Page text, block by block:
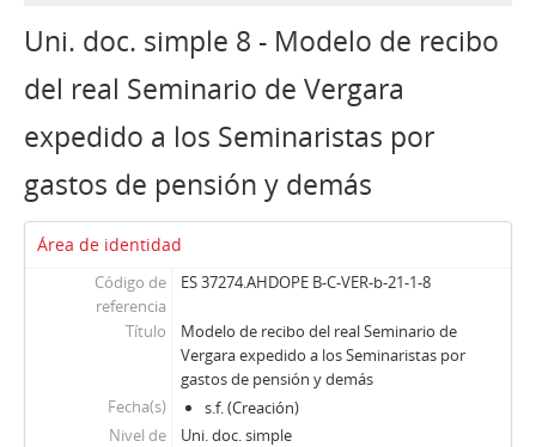
Uni. doc. simple 8 - Modelo de recibo
del real Seminario de Vergara
expedido a los Seminaristas por
gastos de pensión y demás
Área de identidad
Código de
referencia
ES 37274.AHDOPE B-C-VER-b-21-1-8
Título
Modelo de recibo del real Seminario de
Vergara expedido a los Seminaristas por
gastos de pensión y demás
Fecha(s)
s.f. (Creación)
Nivel de
Uni. doc. simple